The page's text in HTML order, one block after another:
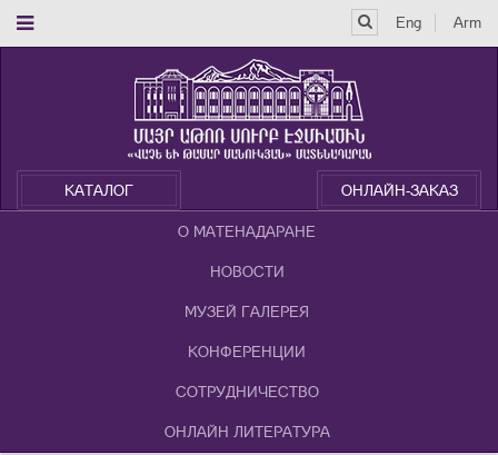
Eng Arm
КАТАЛОГ ОНЛАЙН-ЗАКАЗ
О МАТЕНАДАРАНЕ
НОВОСТИ
МУЗЕЙ ГАЛЕРЕЯ
КОНФЕРЕНЦИИ
СОТРУДНИЧЕСТВО
ОНЛАЙН ЛИТЕРАТУРА